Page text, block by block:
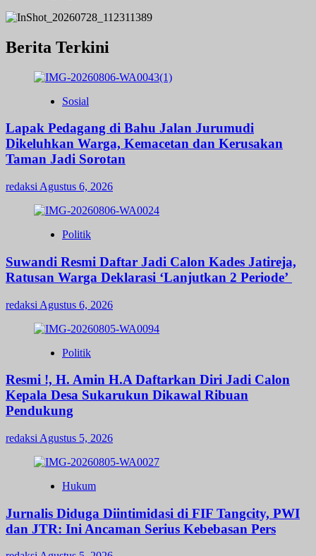
Berita Terkini
Sosial
Lapak Pedagang di Bahu Jalan Jurumudi
Dikeluhkan Warga, Kemacetan dan Kerusakan
Taman Jadi Sorotan
redaksi Agustus 6, 2026
Politik
Suwandi Resmi Daftar Jadi Calon Kades Jatireja,
Ratusan Warga Deklarasi ‘Lanjutkan 2 Periode’
redaksi Agustus 6, 2026
Politik
Resmi !, H. Amin H.A Daftarkan Diri Jadi Calon
Kepala Desa Sukarukun Dikawal Ribuan
Pendukung
redaksi Agustus 5, 2026
Hukum
Jurnalis Diduga Diintimidasi di FIF Tangcity, PWI
dan JTR: Ini Ancaman Serius Kebebasan Pers